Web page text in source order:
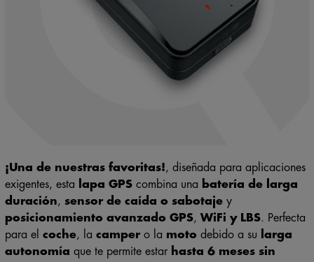
exigentes, estalapa GPScombina unabatería de larga
duración,sensor de caída o sabotajey
posicionamiento avanzado GPS,WiFi y LBS
para elcoche, lacampero la moto debido a sularga
autonomíaque te permite estarhasta 6 meses sin
tener que recargarla, subase magnética extra